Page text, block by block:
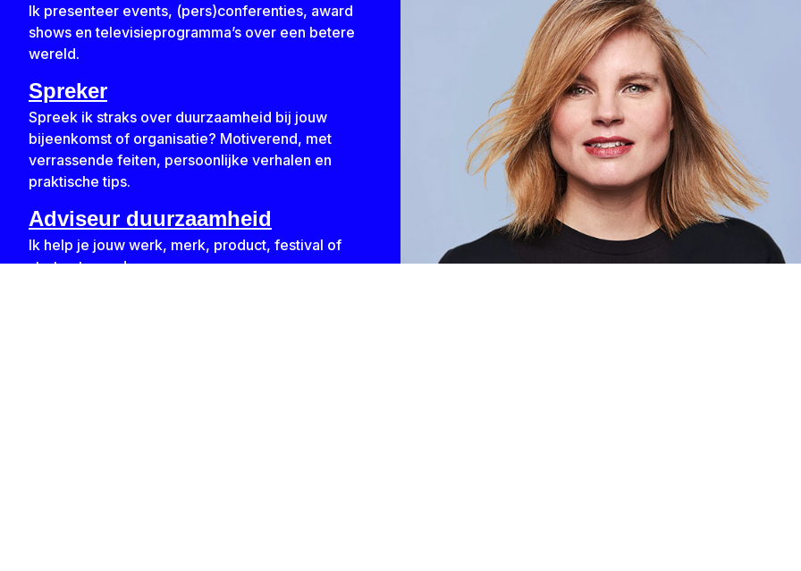
Ik presenteer events, (pers)conferenties, award
shows en televisieprogramma’s over een betere
wereld.
Spreker
Spreek ik straks over duurzaamheid bij jouw
bijeenkomst of organisatie? Motiverend, met
verrassende feiten, persoonlijke verhalen en
praktische tips.
Adviseur duurzaamheid
Ik help je jouw werk, merk, product, festival of
startup te verduurzamen.